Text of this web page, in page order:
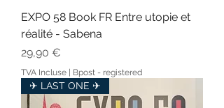
EXPO 58 Book FR Entre utopie et
réalité - Sabena
Prix
29,90 €
TVA Incluse | Bpost - registered
✈ LAST ONE ✈